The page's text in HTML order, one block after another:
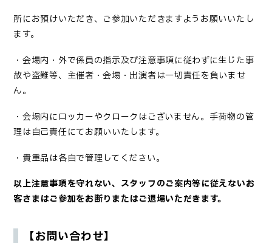
所にお預けいただき、ご参加いただきますようお願いいたし
ます。
・会場内・外で係員の指示及び注意事項に従わずに生じた事
故や盗難等、主催者・会場・出演者は一切責任を負いませ
ん。
・会場内にロッカーやクロークはございません。手荷物の管
理は自己責任にてお願いいたします。
・貴重品は各自で管理してください。
以上注意事項を守れない、スタッフのご案内等に従えないお
客さまはご参加をお断りまたはご退場いただきます。
【お問い合わせ】